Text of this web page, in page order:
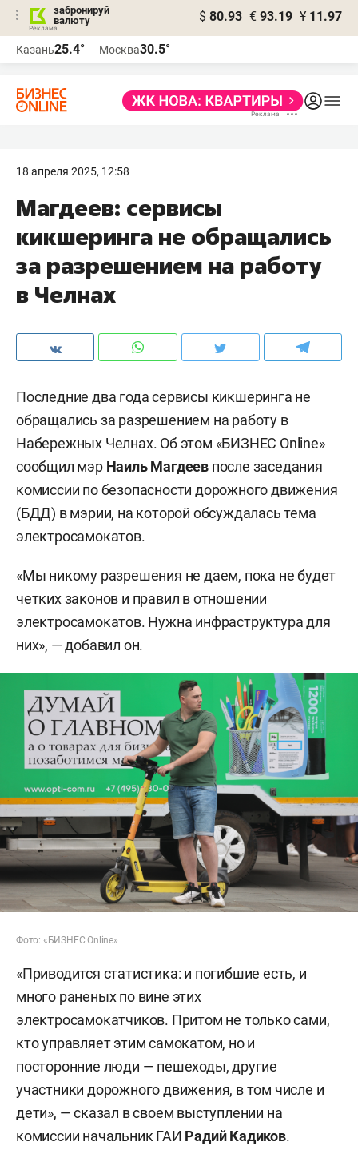
забронируй
валюту
$ 80.93 € 93.19 ¥ 11.97
Казань25.4° Москва30.5°
18 апреля 2025, 12:58
Магдеев: сервисы
кикшеринга не обращались
за разрешением на работу
в Челнах
Последние два года сервисы кикшеринга не
обращались за разрешением на работу в
Набережных Челнах. Об этом «БИЗНЕС Online»
сообщил мэр Наиль Магдеев после заседания
комиссии по безопасности дорожного движения
(БДД) в мэрии, на которой обсуждалась тема
электросамокатов.
«Мы никому разрешения не даем, пока не будет
четких законов и правил в отношении
электросамокатов. Нужна инфраструктура для
них», — добавил он.
Фото: «БИЗНЕС Online»
«Приводится статистика: и погибшие есть, и
много раненых по вине этих
электросамокатчиков. Притом не только сами,
кто управляет этим самокатом, но и
посторонние люди — пешеходы, другие
участники дорожного движения, в том числе и
дети», — сказал в своем выступлении на
комиссии начальник ГАИ Радий Кадиков.